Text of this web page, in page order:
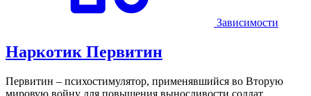
Зависимости
Наркотик Первитин
Первитин – психостимулятор, применявшийся во Вторую